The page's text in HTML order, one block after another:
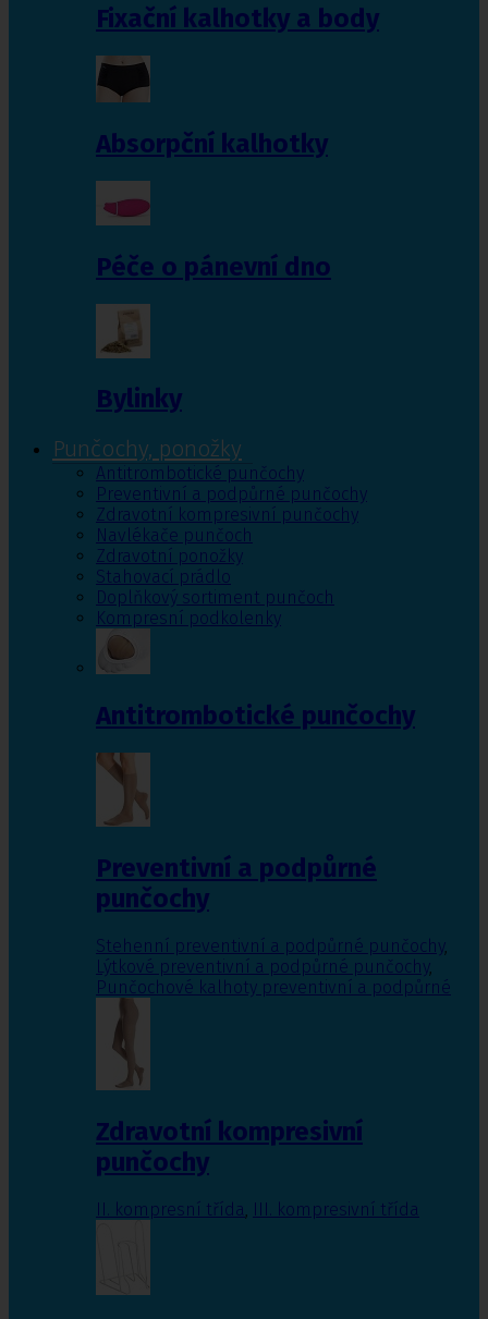
Fixační kalhotky a body
Absorpční kalhotky
Péče o pánevní dno
Bylinky
Punčochy, ponožky
Antitrombotické punčochy
Preventivní a podpůrné punčochy
Zdravotní kompresivní punčochy
Navlékače punčoch
Zdravotní ponožky
Stahovací prádlo
Doplňkový sortiment punčoch
Kompresní podkolenky
Antitrombotické punčochy
Preventivní a podpůrné
punčochy
Stehenní preventivní a podpůrné punčochy,
Lýtkové preventivní a podpůrné punčochy,
Punčochové kalhoty preventivní a podpůrné
Zdravotní kompresivní
punčochy
II. kompresní třída III. kompresivní třída